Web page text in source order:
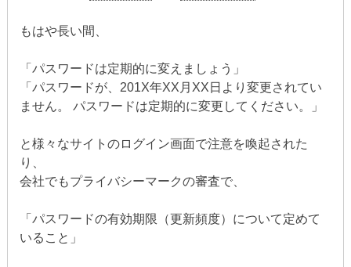
もはや長い間、
「パスワードは定期的に変えましょう」
「パスワードが、201X年XX月XX日より変更されてい
ません。 パスワードは定期的に変更してください。」
と様々なサイトのログイン画面で注意を喚起された
り、
会社でもプライバシーマークの審査で、
「パスワードの有効期限（更新頻度）について定めて
いること」